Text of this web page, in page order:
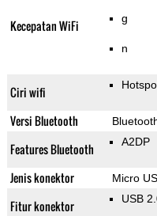
Kecepatan WiFi g
n
Ciri wifi
Versi Bluetooth
Features Bluetooth A2DP
Jenis konektor Micro
Fitur konektor USB